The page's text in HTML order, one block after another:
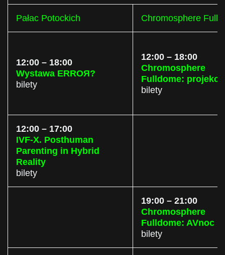
Pałac Potockich Chromosphere
12:00 – 18:00
Wystawa ERROЯ?
bilety
12:00 – 18:00
Chromosphere
Fulldome:
bilety
12:00 – 17:00
IVF-X. Posthuman
Parenting in Hybrid
Reality
bilety
19:00 – 21:00
Chromosphere
Fulldome: AVnoc 1
bilety